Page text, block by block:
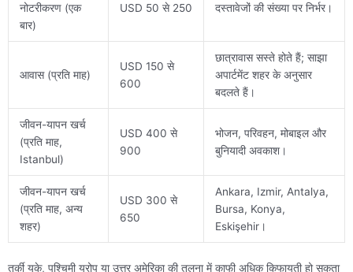
नोटरीकरण (एक
बार)
USD 50 से 250 दस्तावेजों की संख्या पर निर्भर।
आवास (प्रति माह)
USD 150 से
600
छात्रावास सस्ते होते हैं; साझा
अपार्टमेंट शहर के अनुसार
बदलते हैं।
जीवन-यापन खर्च
(प्रति माह,
Istanbul)
USD 400 से
900
भोजन, परिवहन, मोबाइल और
बुनियादी अवकाश।
जीवन-यापन खर्च
(प्रति माह, अन्य
शहर)
USD 300 से
650
Ankara, Izmir, Antalya,
Bursa, Konya,
Eskişehir।
तुर्की यूके, पश्चिमी यूरोप या उत्तर अमेरिका की तुलना में काफी अधिक किफायती हो सकता